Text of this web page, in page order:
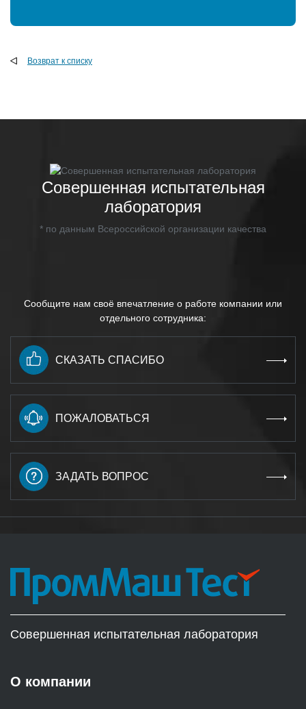
Возврат к списку
Совершенная испытательная
лаборатория
* по данным Всероссийской организации качества
Сообщите нам своё впечатление о работе компании или
отдельного сотрудника:
СКАЗАТЬ СПАСИБО
ПОЖАЛОВАТЬСЯ
ЗАДАТЬ ВОПРОС
Совершенная испытательная лаборатория
О компании